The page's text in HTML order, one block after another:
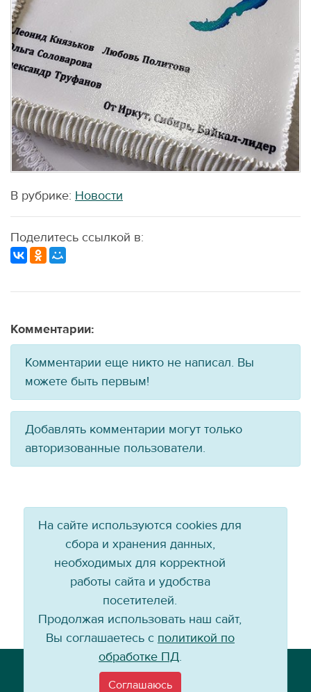
В рубрике: Новости
Поделитесь ссылкой в:
Комментарии:
Комментарии еще никто не написал. Вы
можете быть первым!
Добавлять комментарии могут только
авторизованные пользователи.
Email:info@baikal-energy.ru
На сайте используются cookies для
сбора и хранения данных,
необходимых для корректной
работы сайта и удобства
посетителей.
Продолжая использовать наш сайт,
Вы соглашаетесь с политикой по
обработке ПД.
Соглашаюсь